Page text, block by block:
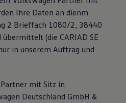
Ihre Daten an dienm
2 Brieffach 1080/2, 38440
(die CARIAD SE
in unserem Auftrag und
mit Sitz in
Deutschland GmbH &